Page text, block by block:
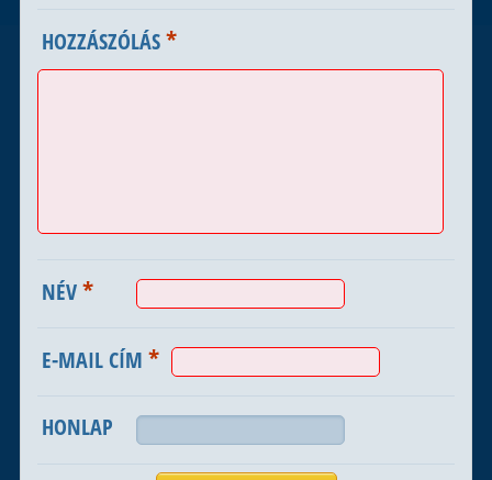
HOZZÁSZÓLÁS*
NÉV*
E-MAIL CÍM *
HONLAP